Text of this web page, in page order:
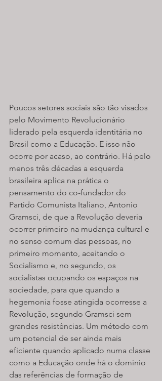
Poucos setores sociais são tão visados
pelo Movimento Revolucionário
liderado pela esquerda identitária no
Brasil como a Educação. E isso não
ocorre por acaso, ao contrário. Há pelo
menos três décadas a esquerda
brasileira aplica na prática o
pensamento do co-fundador do
Partido Comunista Italiano, Antonio
Gramsci, de que a Revolução deveria
ocorrer primeiro na mudança cultural e
no senso comum das pessoas, no
primeiro momento, aceitando o
Socialismo e, no segundo, os
socialistas ocupando os espaços na
sociedade, para que quando a
hegemonia fosse atingida ocorresse a
Revolução, segundo Gramsci sem
grandes resistências. Um método com
um potencial de ser ainda mais
eficiente quando aplicado numa classe
como a Educação onde há o domínio
das referências de formação de